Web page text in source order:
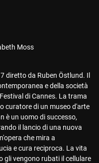
Moss
diretto da Ruben Östlund. Il
e della società
di Cannes. La trama
curatore di un museo d'arte
è un uomo di successo,
il lancio di una nuova
che mira a
e cura reciproca. La vita
gli vengono rubati il cellulare